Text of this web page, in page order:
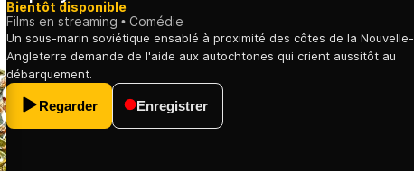
Bientôt disponible
Films en streaming
Comédie
Un sous-marin soviétique ensablé à proximité des côtes de la Nouvelle-
Angleterre demande de l'aide aux autochtones qui crient aussitôt au
débarquement.
Regarder Enregistrer